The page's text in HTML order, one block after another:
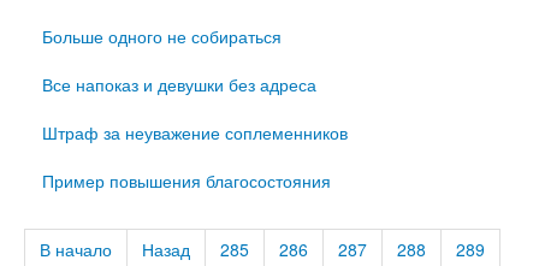
Больше одного не собираться
Все напоказ и девушки без адреса
Штраф за неуважение соплеменников
Пример повышения благосостояния
В начало Назад 285 286 287 288
289